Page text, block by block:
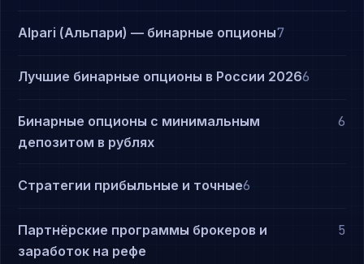
Alpari (Альпари) — бинарные опционы7
Лучшие бинарные опционы в России 20266
Бинарные опционы с минимальным
депозитом в рублях
6
Стратегии прибыльные и точные6
Партнёрские программы брокеров и
заработок на рефе
5